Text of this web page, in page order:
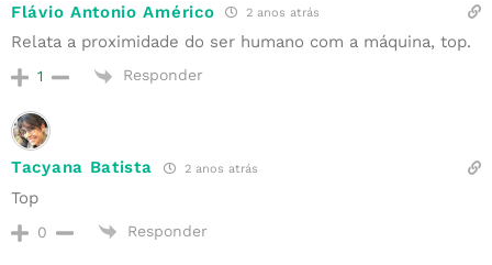
Flávio Antonio Américo 2 anos atrás
Relata a proximidade do ser humano com a máquina, top.
1 Responder
Tacyana Batista 2 anos atrás
Top
0 Responder